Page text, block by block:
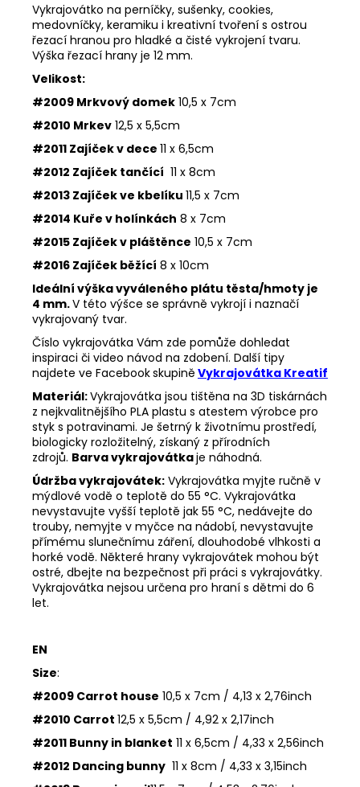
Vykrajovátko na perníčky, sušenky, cookies,
medovníčky, keramiku i kreativní tvoření s ostrou
řezací hranou pro hladké a čisté vykrojení tvaru.
Výška řezací hrany je 12 mm.
Velikost:
#2009 Mrkvový domek 10,5 x 7cm
#2010 Mrkev 12,5 x 5,5cm
#2011 Zajíček v dece 11 x 6,5cm
#2012 Zajíček tančící 11 x 8cm
#2013 Zajíček ve kbelíku 11,5 x 7cm
#2014 Kuře v holínkách 8 x 7cm
#2015 Zajíček v pláštěnce 10,5 x 7cm
#2016 Zajíček běžící 8 x 10cm
Ideální výška vyváleného plátu těsta/hmoty je
4 mm.V této výšce se správně vykrojí i naznačí
vykrajovaný tvar.
Číslo vykrajovátka Vám zde pomůže dohledat
inspiraci či video návod na zdobení. Další tipy
najdete ve Facebookskupině Vykrajovátka Kreatif
Materiál:Vykrajovátka jsou tištěna na 3D tiskárnách
z nejkvalitnějšího PLA plastu s atestem výrobce pro
styk s potravinami. Je šetrný k životnímu prostředí,
biologicky rozložitelný, získaný z přírodních
zdrojů. Barva vykrajovátkaje náhodná.
Údržba vykrajovátek: Vykrajovátka myjte ručně v
mýdlové vodě o teplotě do 55 °C. Vykrajovátka
nevystavujte vyšší teplotě jak 55 °C, nedávejte do
trouby, nemyjte v myčce na nádobí, nevystavujte
přímému slunečnímu záření, dlouhodobé vlhkosti a
horké vodě. Některé hrany vykrajovátek mohou být
ostré, dbejte na bezpečnost při práci s vykrajovátky.
Vykrajovátka nejsou určena pro hraní s dětmi do 6
let.
EN
Size:
#2009 Carrot house 10,5 x 7cm / 4,13 x 2,76inch
#2010 Carrot 12,5 x 5,5cm / 4,92 x 2,17inch
#2011 Bunny in blanket 11 x 6,5cm / 4,33 x 2,56inch
#2012 Dancing bunny 11 x 8cm / 4,33 x 3,15inch